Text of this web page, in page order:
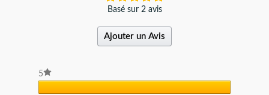
Basé sur 2 avis
Ajouter un Avis
5